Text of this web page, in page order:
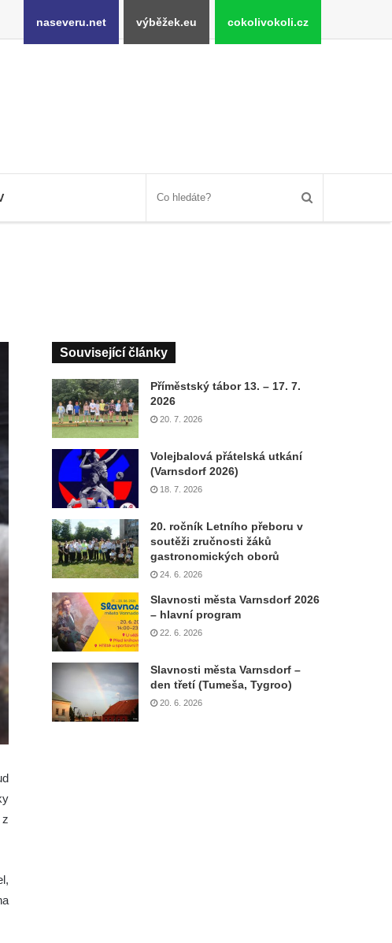
naseveru.net výběžek.eu cokolivokoli.cz
Související články
Příměstský tábor 13. – 17. 7.
2026
20. 7. 2026
Volejbalová přátelská utkání
(Varnsdorf 2026)
18. 7. 2026
20. ročník Letního přeboru v
soutěži zručnosti žáků
gastronomických oborů
24. 6. 2026
Slavnosti města Varnsdorf 2026
– hlavní program
22. 6. 2026
Slavnosti města Varnsdorf –
den třetí (Tumeša, Tygroo)
20. 6. 2026